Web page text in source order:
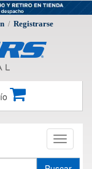
/ Registrarse
Toggle